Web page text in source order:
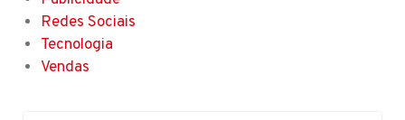
Redes Sociais
Tecnologia
Vendas